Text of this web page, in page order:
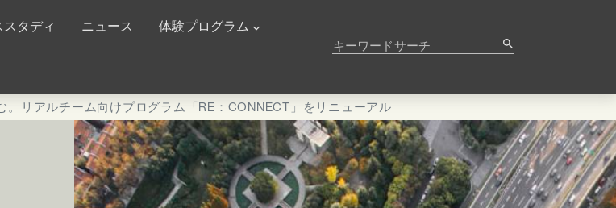
キーワードサーチ search
タディ ニュース 体験プログラム
。リアルチーム向けプログラム「RE：CONNECT」をリニューアル